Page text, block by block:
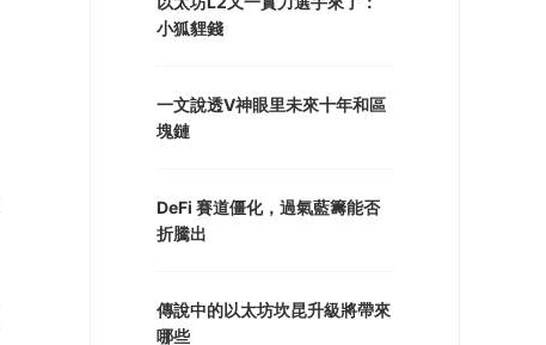
小狐貍錢
一文說透V神眼里未來十年和區
塊鏈
DeFi 賽道僵化，過氣藍籌能否
折騰出
傳說中的以太坊坎昆升級將帶來
哪些